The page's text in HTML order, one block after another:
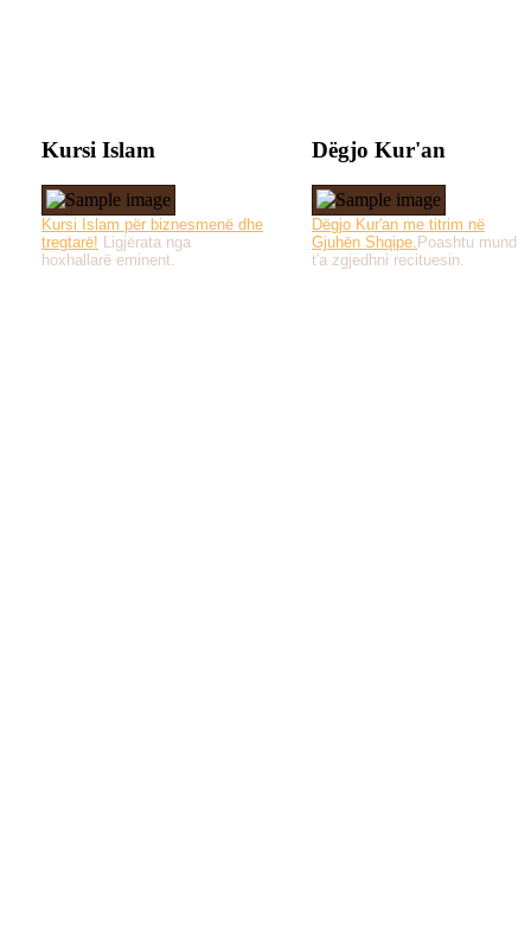
Kursi Islam
Kursi Islam për biznesmenë dhe
tregtarë! Ligjërata nga
hoxhallarë eminent.
Dëgjo Kur'an
Dëgjo Kur'an me titrim në
Gjuhën Shqipe. Poashtu mund
t'a zgjedhni recituesin.